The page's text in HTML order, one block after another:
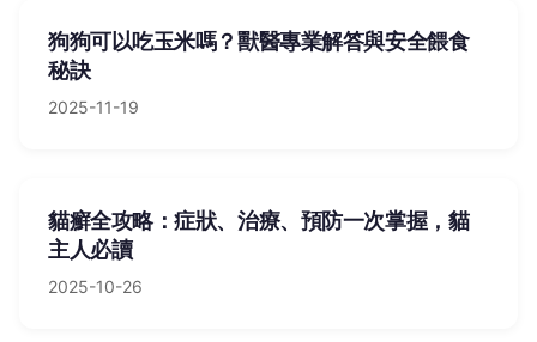
狗狗可以吃玉米嗎？獸醫專業解答與安全餵食
秘訣
2025-11-19
貓癬全攻略：症狀、治療、預防一次掌握，貓
主人必讀
2025-10-26